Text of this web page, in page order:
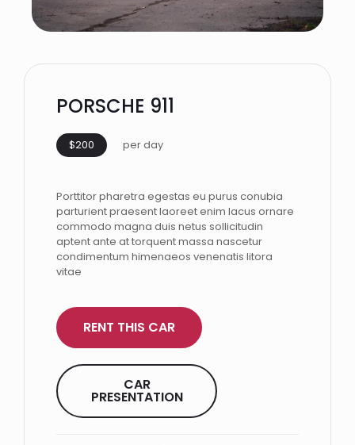
PORSCHE 911
$200 per day
Porttitor pharetra egestas eu purus conubia
parturient praesent laoreet enim lacus ornare
commodo magna duis netus sollicitudin
aptent ante at torquent massa nascetur
condimentum himenaeos venenatis litora
vitae
RENT THIS CAR
CAR
PRESENTATION